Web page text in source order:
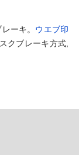
ーキ。 ウエブ印
クブレーキ方式,